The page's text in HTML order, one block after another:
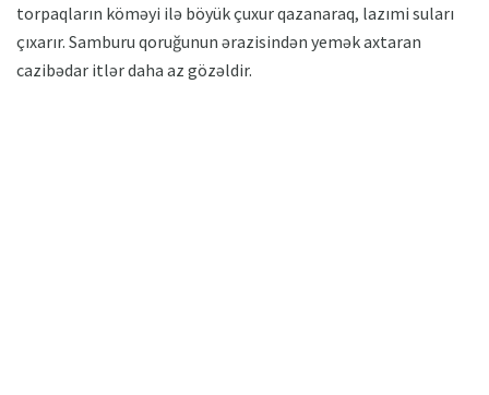
torpaqların köməyi ilə böyük çuxur qazanaraq, lazımi suları
çıxarır. Samburu qoruğunun ərazisindən yemək axtaran
cazibədar itlər daha az gözəldir.